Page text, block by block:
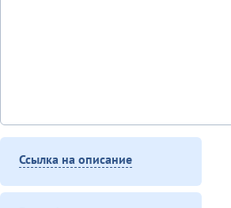
Ссылка на описание